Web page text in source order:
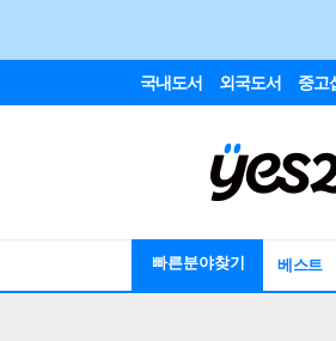
국내도서 외국도서 중고
빠른분야찾기 베스트